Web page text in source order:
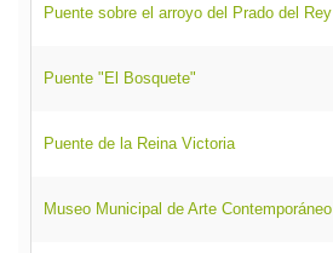
Puente sobre el arroyo del Prado del Rey
Puente "El Bosquete"
Puente de la Reina Victoria
Museo Municipal de Arte Contemporáneo